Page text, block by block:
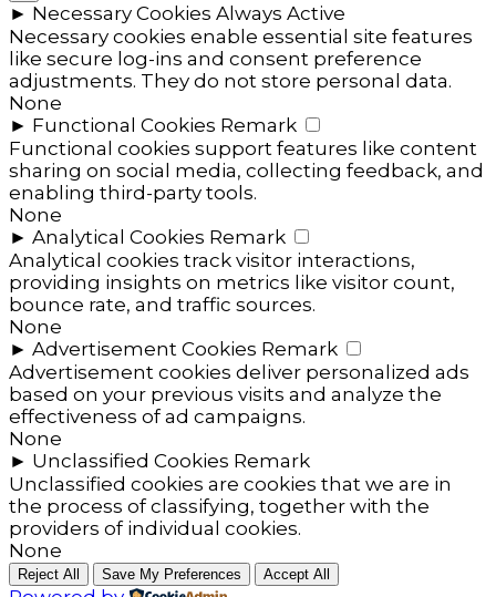
► Necessary Cookies Always Active
Necessary cookies enable essential site features
like secure log-ins and consent preference
adjustments. They do not store personal data.
None
► Functional Cookies Remark
Functional cookies support features like content
sharing on social media, collecting feedback, and
enabling third-party tools.
None
► Analytical Cookies Remark
Analytical cookies track visitor interactions,
providing insights on metrics like visitor count,
bounce rate, and traffic sources.
None
► Advertisement Cookies Remark
Advertisement cookies deliver personalized ads
based on your previous visits and analyze the
effectiveness of ad campaigns.
None
► Unclassified Cookies Remark
Unclassified cookies are cookies that we are in
the process of classifying, together with the
providers of individual cookies.
None
Reject All Save My Preferences Accept All